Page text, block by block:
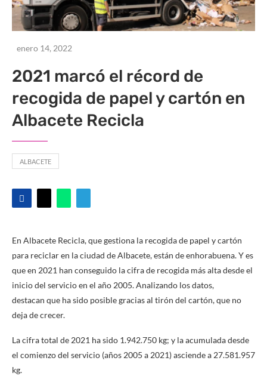
enero 14, 2022
2021 marcó el récord de
recogida de papel y cartón en
Albacete Recicla
ALBACETE
En Albacete Recicla, que gestiona la recogida de papel y cartón
para reciclar en la ciudad de Albacete, están de enhorabuena. Y es
que en 2021 han conseguido la cifra de recogida más alta desde el
inicio del servicio en el año 2005. Analizando los datos,
destacan que ha sido posible gracias al tirón del cartón, que no
deja de crecer.
La cifra total de 2021 ha sido 1.942.750 kg; y la acumulada desde
el comienzo del servicio (años 2005 a 2021) asciende a 27.581.957
kg.